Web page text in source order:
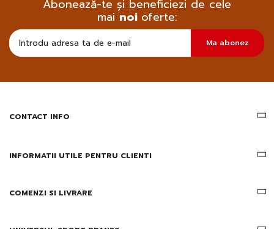
Abonează-te și beneficiezi de cele
mainoi oferte:
sa
primesc
informatii
Ma abonez
CONTACT INFO
INFORMATII UTILE PENTRU CLIENTI
COMENZI SI LIVRARE